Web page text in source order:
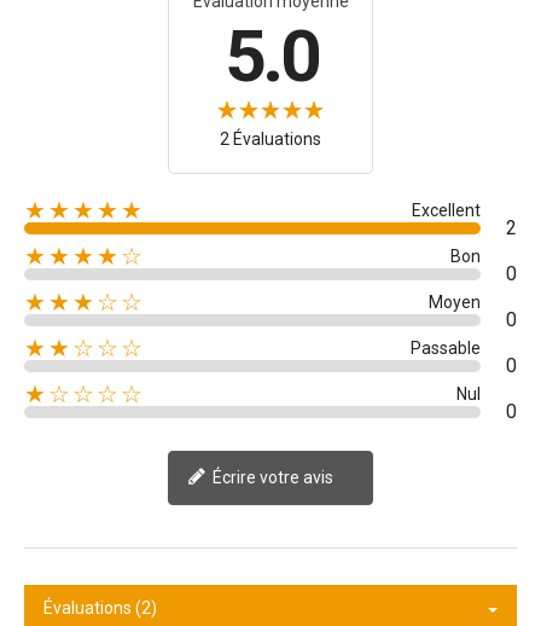
5.0
2 Évaluations
★★★★★ Excellent
2
★★★★☆ Bon
0
★★★☆☆ Moyen
0
★★☆☆☆ Passable
0
★☆☆☆☆ Nul
0
Écrire votre avis
Évaluations (2)